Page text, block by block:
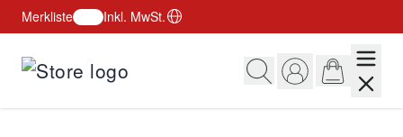
Merkliste
Inkl. MwSt.